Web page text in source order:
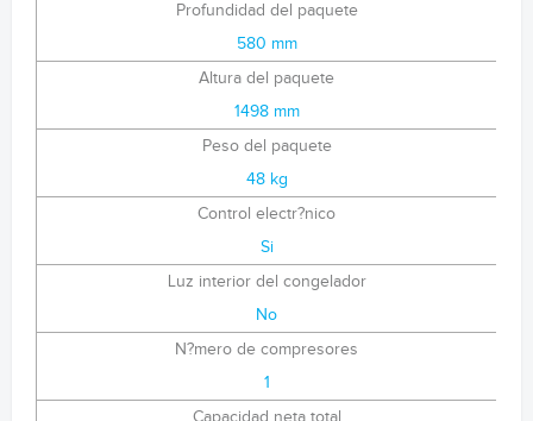
Profundidad del paquete
580 mm
Altura del paquete
1498 mm
Peso del paquete
48 kg
Control electr?nico
Si
Luz interior del congelador
No
N?mero de compresores
1